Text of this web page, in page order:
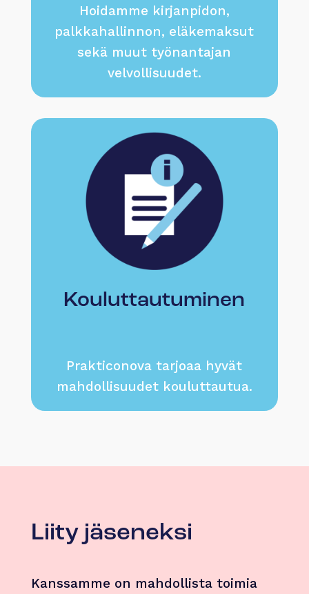
Hoidamme kirjanpidon,
palkkahallinnon, eläkemaksut
sekä muut työnantajan
velvollisuudet.
Kouluttautuminen
Prakticonova tarjoaa hyvät
mahdollisuudet kouluttautua.
Liity jäseneksi
Kanssamme on mahdollista toimia